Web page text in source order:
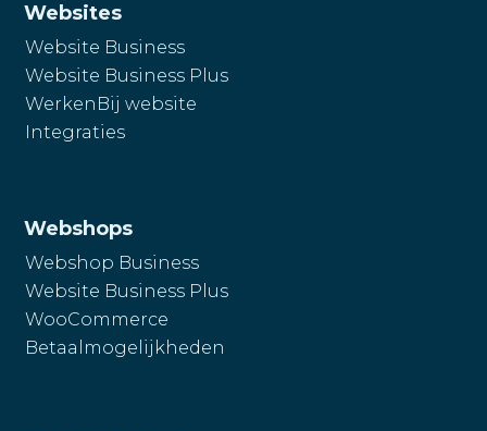
Websites
Website Business
Website Business Plus
WerkenBij website
Integraties
Webshops
Webshop Business
Website Business Plus
WooCommerce
Betaalmogelijkheden